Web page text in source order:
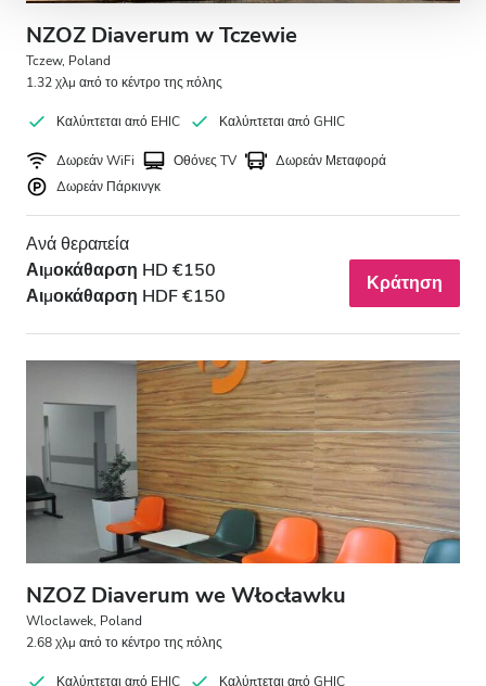
NZOZ Diaverum w Tczewie
Tczew, Poland
1.32 χλμ από το κέντρο της πόλης
Καλύπτεται από EHIC Καλύπτεται από GHIC
Δωρεάν WiFi Οθόνες TV
Δωρεάν Μεταφορά
Δωρεάν Πάρκινγκ
Ανά θεραπεία
Αιμοκάθαρση HD €150
Αιμοκάθαρση HDF €150
Κράτηση
NZOZ Diaverum we Włocławku
Wloclawek, Poland
2.68 χλμ από το κέντρο της πόλης
Καλύπτεται από EHIC Καλύπτεται από GHIC